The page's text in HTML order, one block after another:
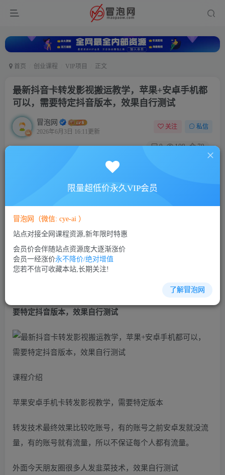
首页 创业课程 VIP项目 正文
最新抖音卡转发影视搬运教学，苹果+安卓手机都
可以，需要特定抖音版本，效果自行测试
冒泡网
2026年6月3日 16:11更新
关注 私信
0 109 79
此内容为付费阅读，请付费后查看
10
VIP会员
立即购买
您当前未登录！建议登陆后购买，可保存购买订单
要特定抖音版本，效果自行测试
课程介绍
苹果安卓手机卡转发影视教学，需要特定版本
转发技术最终效果比较吃账号，有的账号之前安卓发就没流
量，有的账号就有流量，所以不保证每个人都有流量。
外面今天朋友圈很多人发韭菜技术，效果自行测试
限量超低价永久VIP会员
冒泡网（微信: cye-ai ）
站点对接全网课程资源,新年限时特惠
会员价会伴随站点资源庞大逐渐涨价
会员一经涨价永不降价/绝对增值
您若不信可收藏本站,长期关注!
了解冒泡网